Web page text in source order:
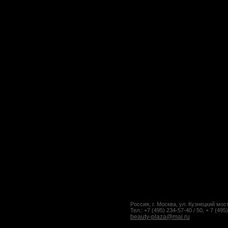
Россия, г. Москва, ул. Кузнецкий
Тел.: +7 (495) 234-57-40 / 50, + 7
beauty-plaza@mai.ru